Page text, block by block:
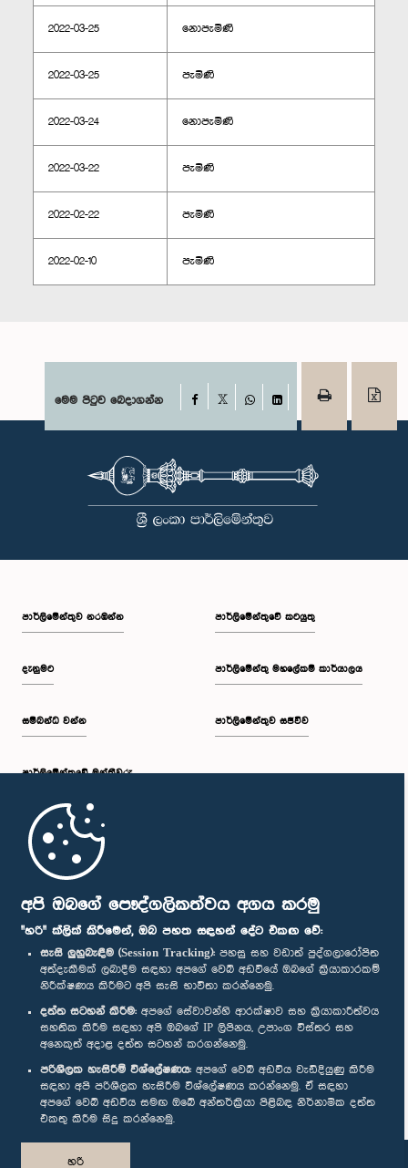
අපි ඔබගේ පෞද්ගලිකත්වය අගය කරමු
"හරි" ක්ලික් කිරීමෙන්, ඔබ පහත සඳහන් දේට එකඟ වේ:
සැසි ලුහුබැඳීම (Session Tracking): පහසු සහ වඩාත් පුද්ගලාරෝපිත
අත්දැකීමක් ලබාදීම සඳහා අපගේ වෙබ් අඩවියේ ඔබගේ ක්‍රියාකාරකම්
නිරීක්ෂණය කිරීමට අපි සැසි භාවිතා කරන්නෙමු.
දත්ත සටහන් කිරීම: අපගේ සේවාවන්හි ආරක්ෂාව සහ ක්‍රියාකාරීත්වය
සහතික කිරීම සඳහා අපි ඔබගේ IP ලිපිනය, උපාංග විස්තර සහ
අනෙකුත් අදාළ දත්ත සටහන් කරගන්නෙමු.
පරිශීලක හැසිරීම් විශ්ලේෂණය: අපගේ වෙබ් අඩවිය වැඩිදියුණු කිරීම
සඳහා අපි පරිශීලක හැසිරීම විශ්ලේෂණය කරන්නෙමු. ඒ සඳහා
අපගේ වෙබ් අඩවිය සමඟ ඔබේ අන්තර්ක්‍රියා පිළිබඳ නිර්නාමික දත්ත
එකතු කිරීම සිදු කරන්නෙමු.
හරි
2022-03-25 නොපැමිණි
2022-03-25 පැමිණි
2022-03-24 නොපැමිණි
2022-03-22 පැමිණි
2022-02-22 පැමිණි
2022-02-10 පැමිණි
මෙම පිටුව බෙදාගන්න Facebook
WhatsAppLinkedIn
පාර්ලි‌මේන්තුව නරඹන්න
දැනුමට
සම්බන්ධ වන්න
පාර්ලි‌මේන්තුවේ මන්ත්‍රීවරු
මුල් පිටුව
පාර්ලිමේන්තුවේ කටයුතු
පාර්ලිමේන්තු මහලේකම් කාර්යාලය
පාර්ලිමේන්තුව සජීවීව
පාර්ලිමේන්තු ජංගම යෙදුම
අප හා සම්බන්ධ වී සිටින්න :
සම්මාන
පෞද්ගලිකත්ව ප්‍රතිපත්තිය